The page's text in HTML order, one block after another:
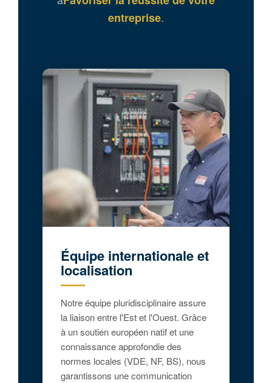
entreprise.
Équipe internationale et
localisation
Notre équipe pluridisciplinaire assure
la liaison entre l'Est et l'Ouest. Grâce
à un soutien européen natif et une
connaissance approfondie des
normes locales (VDE, NF, BS), nous
garantissons une communication